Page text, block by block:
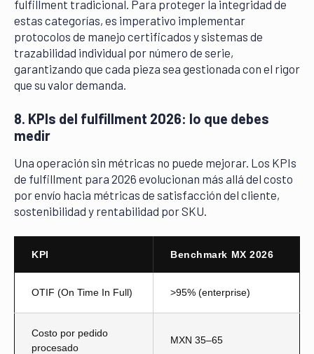
fulfillment tradicional. Para proteger la integridad de
estas categorías, es imperativo implementar
protocolos de manejo certificados y sistemas de
trazabilidad individual por número de serie,
garantizando que cada pieza sea gestionada con el rigor
que su valor demanda.
8. KPIs del fulfillment 2026: lo que debes
medir
Una operación sin métricas no puede mejorar. Los KPIs
de fulfillment para 2026 evolucionan más allá del costo
por envío hacia métricas de satisfacción del cliente,
sostenibilidad y rentabilidad por SKU.
KPI Benchmark MX 2026
OTIF (On Time In Full) >95% (enterprise)
Costo por pedido
procesado
MXN 35–65